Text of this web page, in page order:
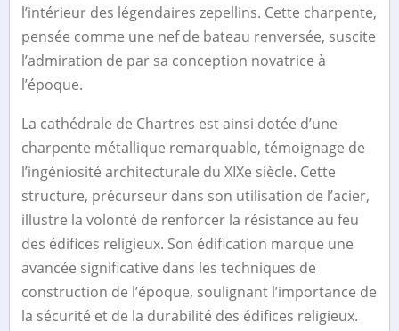
l’intérieur des légendaires zepellins. Cette charpente,
pensée comme une nef de bateau renversée, suscite
l’admiration de par sa conception novatrice à
l’époque.
La cathédrale de Chartres est ainsi dotée d’une
charpente métallique remarquable, témoignage de
l’ingéniosité architecturale du XIXe siècle. Cette
structure, précurseur dans son utilisation de l’acier,
illustre la volonté de renforcer la résistance au feu
des édifices religieux. Son édification marque une
avancée significative dans les techniques de
construction de l’époque, soulignant l’importance de
la sécurité et de la durabilité des édifices religieux.